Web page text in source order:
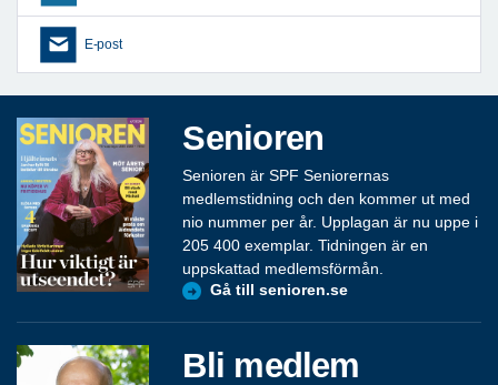
E-post
Senioren
Senioren är SPF Seniorernas
medlemstidning och den kommer ut med
nio nummer per år. Upplagan är nu uppe i
205 400 exemplar. Tidningen är en
uppskattad medlemsförmån.
Gå till senioren.se
Bli medlem